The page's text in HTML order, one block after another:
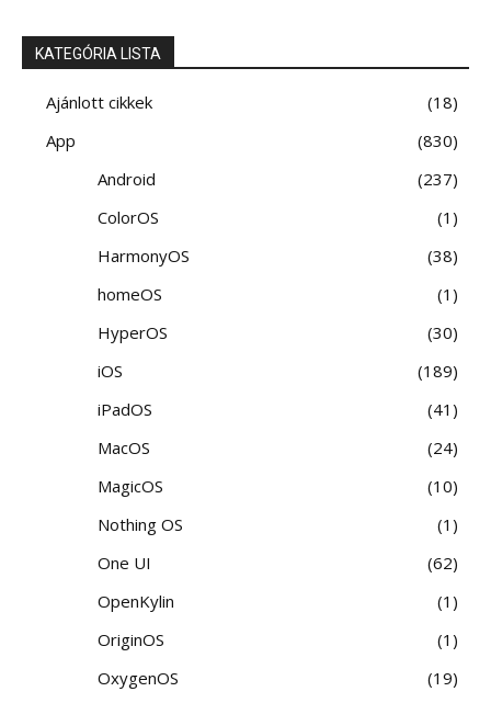
KATEGÓRIA LISTA
Ajánlott cikkek
18
App
830
Android
237
ColorOS
1
HarmonyOS
38
homeOS
1
HyperOS
30
iOS
189
iPadOS
41
MacOS
24
MagicOS
10
Nothing OS
1
One UI
62
OpenKylin
1
OriginOS
1
OxygenOS
19